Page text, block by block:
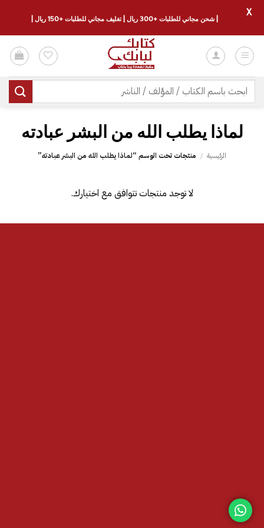
للمحتوى
البحث
عن:
لماذا يطلب الله من البشر عبادته
الرئيسية / منتجات تحت الوسم “لماذا يطلب الله من البشر عبادته”
لا توجد منتجات تتوافق مع اختيارك.
| شحن مجاني للطلبات +300 ريال | تغليف مجاني للطلبات +150 ريال |
X